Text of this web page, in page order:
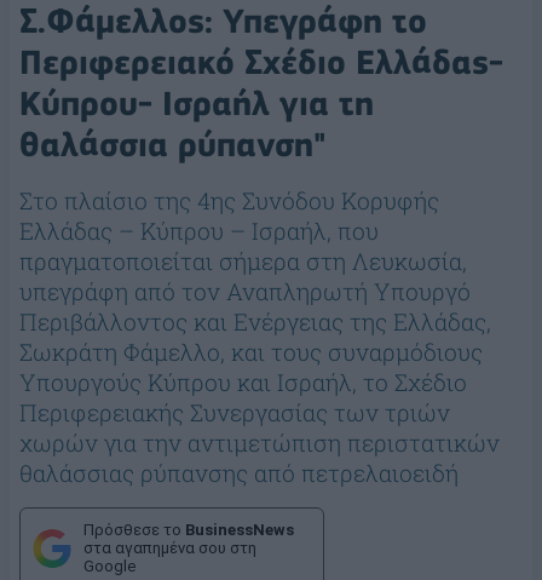
Σ.Φάμελλος: Υπεγράφη το
Περιφερειακό Σχέδιο Ελλάδας-
Κύπρου- Ισραήλ για τη
θαλάσσια ρύπανση"
Στο πλαίσιο της 4ης Συνόδου Κορυφής
Ελλάδας – Κύπρου – Ισραήλ, που
πραγματοποιείται σήμερα στη Λευκωσία,
υπεγράφη από τον Αναπληρωτή Υπουργό
Περιβάλλοντος και Ενέργειας της Ελλάδας,
Σωκράτη Φάμελλο, και τους συναρμόδιους
Υπουργούς Κύπρου και Ισραήλ, το Σχέδιο
Περιφερειακής Συνεργασίας των τριών
χωρών για την αντιμετώπιση περιστατικών
θαλάσσιας ρύπανσης από πετρελαιοειδή
Πρόσθεσε το BusinessNews
στα αγαπημένα σου στη
Google